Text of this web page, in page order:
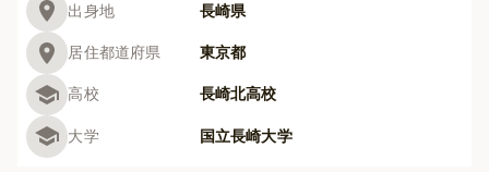
出身地 長崎県
居住都道府県 東京都
高校 長崎北高校
大学 国立長崎大学